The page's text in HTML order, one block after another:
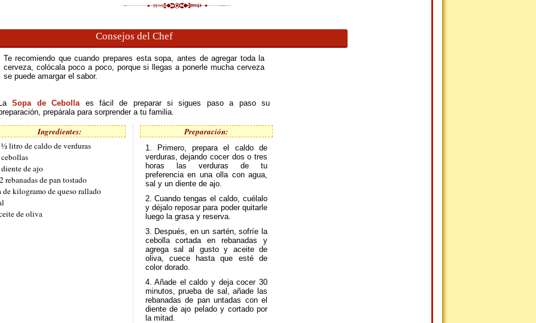
Consejos del Chef
Te recomiendo que cuando prepares esta sopa, antes de agregar toda la
cerveza, colócala poco a poco, porque si llegas a ponerle mucha cerveza
se puede amargar el sabor.
Sopa de Cebollaes fácil de preparar si sigues paso a paso su
prepárala para sorprender a tu familia.
Ingredientes:
litro de caldo de verduras
de ajo
rebanadas de pan tostado
kilogramo de queso rallado
de oliva
Preparación:
1. Primero, prepara el caldo de
verduras, dejando cocer dos o tres
horas las verduras de tu
preferencia en una olla con agua,
sal y un diente de ajo.
2. Cuando tengas el caldo, cuélalo
y déjalo reposar para poder quitarle
luego la grasa y reserva.
3. Después, en un sartén, sofríe la
cebolla cortada en rebanadas y
agrega sal al gusto y aceite de
oliva, cuece hasta que esté de
color dorado.
4. Añade el caldo y deja cocer 30
minutos, prueba de sal, añade las
rebanadas de pan untadas con el
diente de ajo pelado y cortado por
la mitad.